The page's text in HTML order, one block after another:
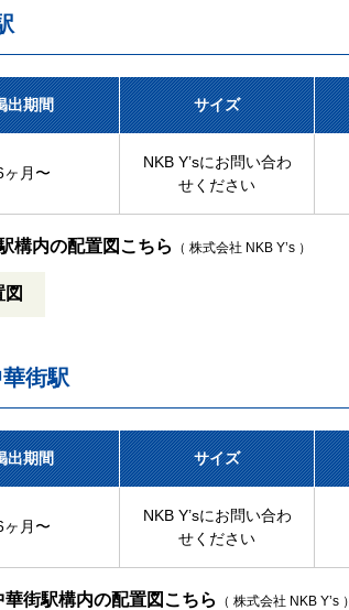
出期間 サイズ
ヶ月〜
NKB Y’sにお問い合わ
せください
構内の配置図こちら （ 株式会社 NKB Y’s ）
図
街駅
出期間 サイズ
ヶ月〜
NKB Y’sにお問い合わ
せください
街駅構内の配置図こちら （ 株式会社 NKB Y’s ）